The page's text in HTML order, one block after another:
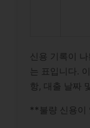
신용 기록이
는 표입니다.
항, 대출 날짜
**불량 신용이